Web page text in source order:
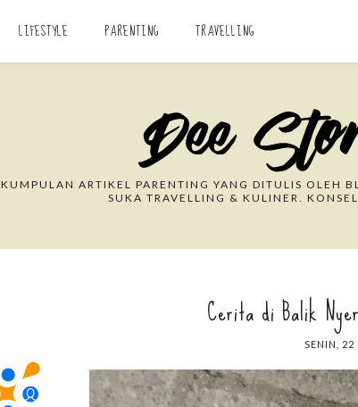
LIFESTYLE PARENTING TRAVELLING
Search This Blog
KUMPULAN ARTIKEL PARENTING YANG DITULIS OLEH
SUKA TRAVELLING & KULINER.
Cerita di Balik
SENIN, 22